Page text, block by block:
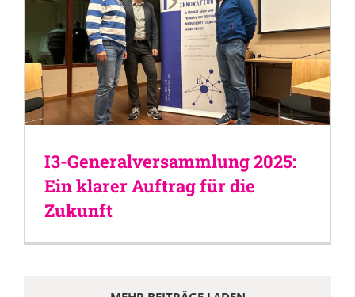
I3-Generalversammlung 2025:
Ein klarer Auftrag für die
Zukunft